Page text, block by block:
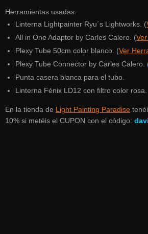
Herramientas usadas:
Linterna Lightpainter Ryu´s Lightworks. (
All in One Adaptor by Carles Calero. (
Plexy Tube 50cm color blanco. (Ver
Plexy Tube Connector by Carles Calero.
Punta casera blanca para el tubo.
Linterna Fénix LD12 con filtro color rosa.
En la tienda de Light Painting Paradise
10% si metéis el CUPON con el código: